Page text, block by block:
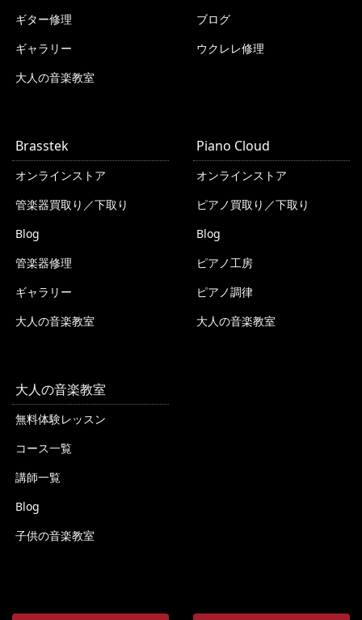
ギター修理
ギャラリー
大人の音楽教室
ブログ
ウクレレ修理
Brasstek
オンラインストア
管楽器買取り／下取り
Blog
管楽器修理
ギャラリー
大人の音楽教室
Piano Cloud
オンラインストア
ピアノ買取り／下取り
Blog
ピアノ工房
ピアノ調律
大人の音楽教室
大人の音楽教室
無料体験レッスン
コース一覧
講師一覧
Blog
子供の音楽教室